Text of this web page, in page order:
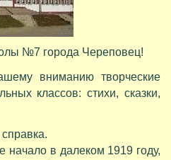
№7 города Череповец!
вниманию творческие
классов: стихи, сказки,
начало в далеком 1919 году,